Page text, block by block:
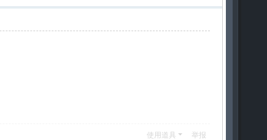
使用道具 举报